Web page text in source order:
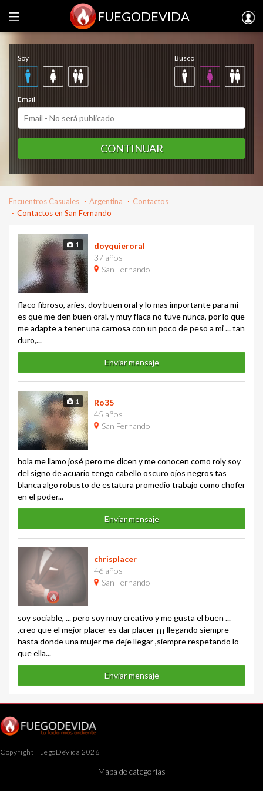
FUEGODEVIDA
Regístrate gratis
Soy Busco
Email
CONTINUAR
Encuentros Casuales Argentina
Contactos
Contactos en San Fernando
1
doyquieroral
37 años
San Fernando
flaco fibroso, aries, doy buen oral y lo mas importante para mi
es que me den buen oral. y muy flaca no tuve nunca, por lo que
me adapte a tener una carnosa con un poco de peso a mi ... tan
duro,...
Enviar mensaje
1
Ro35
45 años
San Fernando
hola me llamo josé pero me dicen y me conocen como roly soy
del signo de acuario tengo cabello oscuro ojos negros tas
blanca algo robusto de estatura promedio trabajo como chofer
en el poder...
Enviar mensaje
chrisplacer
46 años
San Fernando
soy sociable, ... pero soy muy creativo y me gusta el buen ...
,creo que el mejor placer es dar placer ¡¡¡ llegando siempre
hasta donde una mujer me deje llegar ,siempre respetando lo
que ella...
Enviar mensaje
Copyright FuegoDeVida 2026
Mapa de categorías